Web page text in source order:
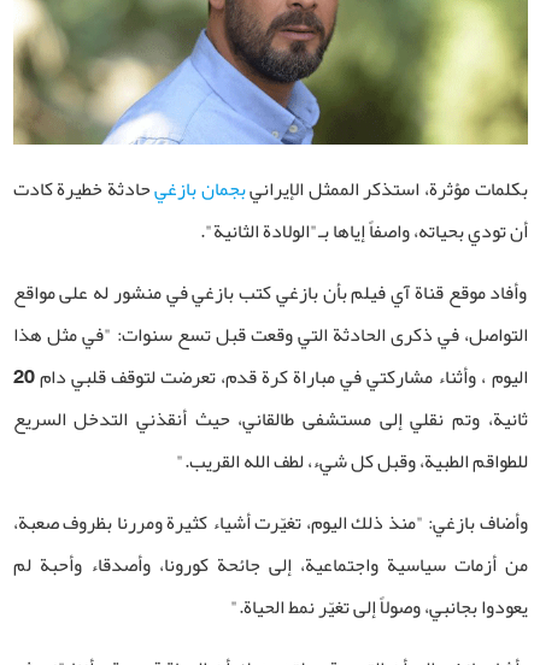
بكلمات مؤثرة، استذكر الممثل الإيرانيبجمان بازغيحادثة خطيرة كادت
أن تودي بحياته، واصفاً إياها بـ"الولادة الثانية".
وأفاد موقع قناة آي فيلم بأن بازغي كتب بازغي في منشور له على مواقع
التواصل، في ذكرى الحادثة التي وقعت قبل تسع سنوات: "في مثل هذا
اليوم ، وأثناء مشاركتي في مباراة كرة قدم، تعرضت لتوقف قلبي دام 20
ثانية، وتم نقلي إلى مستشفى طالقاني، حيث أنقذني التدخل السريع
للطواقم الطبية، وقبل كل شيء، لطف الله القريب."
وأضاف بازغي: "منذ ذلك اليوم، تغيّرت أشياء كثيرة ومررنا بظروف صعبة،
من أزمات سياسية واجتماعية، إلى جائحة كورونا، وأصدقاء وأحبة لم
يعودوا بجانبي، وصولاً إلى تغيّر نمط الحياة."